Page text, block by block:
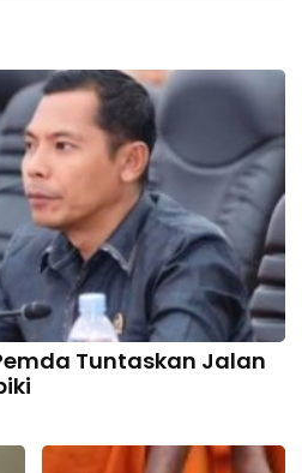
Tuntaskan Jalan